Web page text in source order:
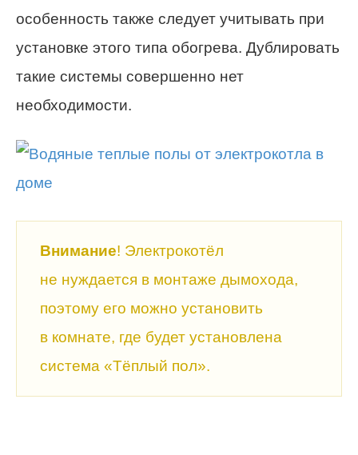
особенность также следует учитывать при
установке этого типа обогрева. Дублировать
такие системы совершенно нет
необходимости.
Внимание! Электрокотёл
не нуждается в монтаже дымохода,
поэтому его можно установить
в комнате, где будет установлена
система «Тёплый пол».